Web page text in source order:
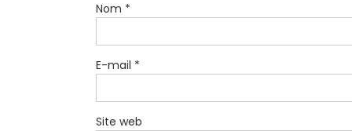
Nom *
E-mail *
Site web